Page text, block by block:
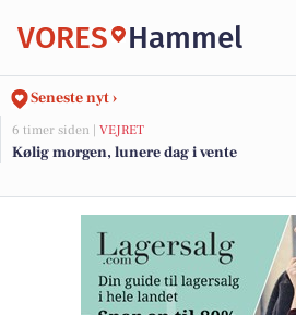
VORES Hammel
Seneste nyt ›
6 timer siden | VEJRET
Kølig morgen, lunere dag i vente